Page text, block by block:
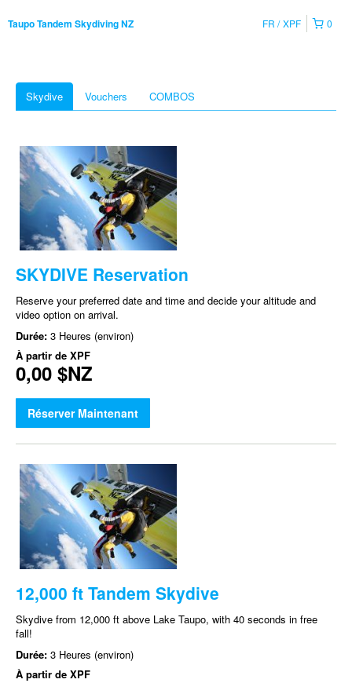
Taupo Tandem Skydiving NZ 0
FR XPF
Skydive Vouchers COMBOS
SKYDIVE Reservation
Reserve your preferred date and time and decide your altitude and
video option on arrival.
Durée: 3 Heures (environ)
À partir de XPF
0,00 $NZ
Réserver Maintenant
12,000 ft Tandem Skydive
Skydive from 12,000 ft above Lake Taupo, with 40 seconds in free
fall!
Durée: 3 Heures (environ)
À partir de XPF